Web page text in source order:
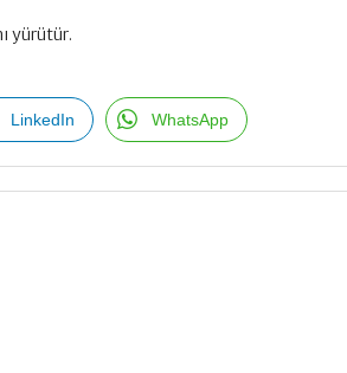
yürütür.
LinkedIn WhatsApp